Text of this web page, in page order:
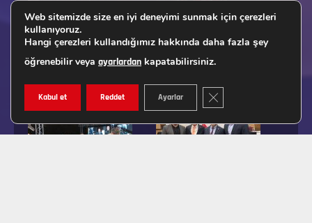
Web sitemizde size en iyi deneyimi sunmak için çerezleri
kullanıyoruz.
Hangi çerezleri kullandığımız hakkında daha fazla şey
öğrenebilir veya ayarlardan kapatabilirsiniz.
Kabul et Reddet Ayarlar GDPR ÇEREZ ŞERIDINI